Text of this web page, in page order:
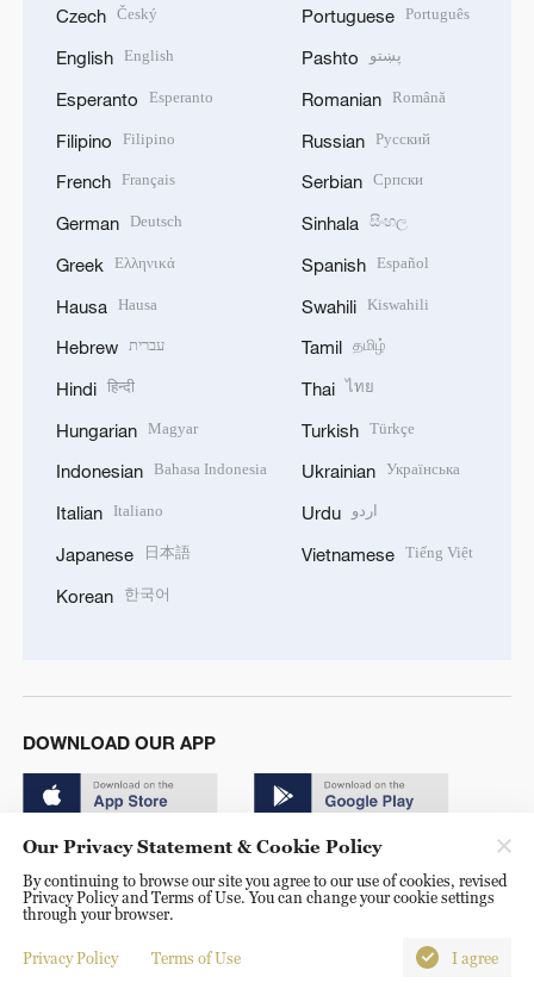
Czech Český
English English
Esperanto Esperanto
Filipino Filipino
French Français
German Deutsch
Greek Ελληνικά
Hausa Hausa
Hebrew עברית
Hindi हिन्दी
Hungarian Magyar
Indonesian Bahasa Indonesia
Italian Italiano
Japanese 日本語
Korean 한국어
Portuguese Português
Pashto پښتو
Romanian Română
Russian Русский
Serbian Српски
Sinhala සිංහල
Spanish Español
Swahili Kiswahili
Tamil தமிழ்
Thai ไทย
Turkish Türkçe
Ukrainian Українська
Urdu اردو
Vietnamese Tiếng Việt
DOWNLOAD OUR APP
© China Radio International.CRI. All Rights Reserved. 16A
Shijingshan Road, Beijing, China. 100040
Our Privacy Statement & Cookie Policy
By continuing to browse our site you agree to our use of cookies, revised
Privacy Policy and Terms of Use. You can change your cookie settings
through your browser.
Privacy Policy Terms of Use I agree